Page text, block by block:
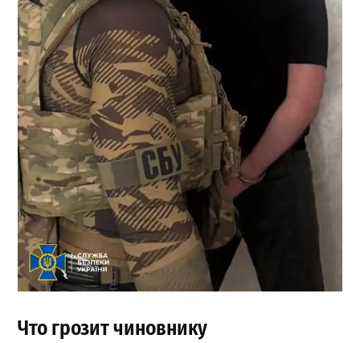
Что грозит чиновнику